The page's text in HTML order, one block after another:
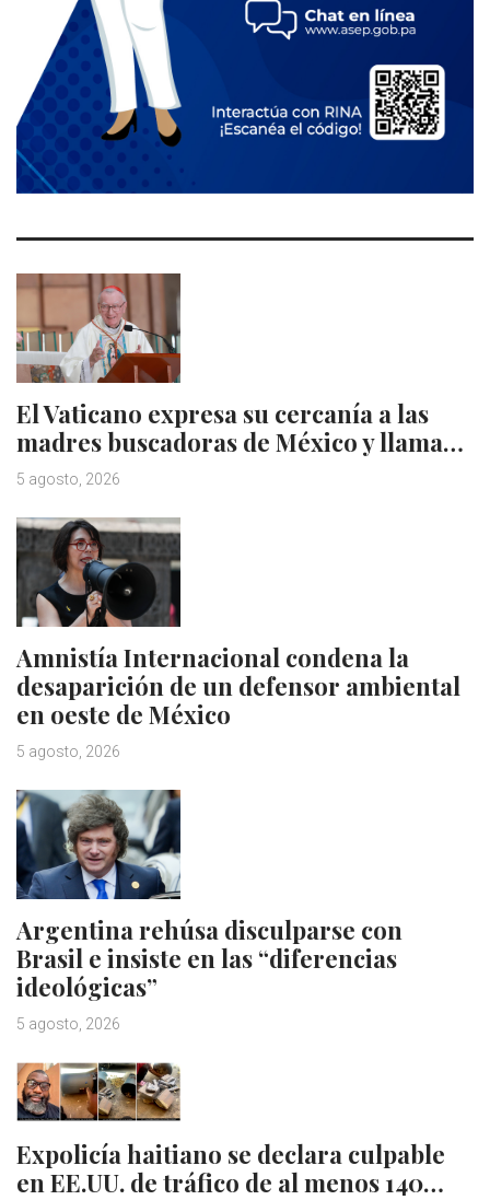
El Vaticano expresa su cercanía a las
madres buscadoras de México y llama…
5 agosto, 2026
Amnistía Internacional condena la
desaparición de un defensor ambiental
en oeste de México
5 agosto, 2026
Argentina rehúsa disculparse con
Brasil e insiste en las “diferencias
ideológicas”
5 agosto, 2026
Expolicía haitiano se declara culpable
en EE.UU. de tráfico de al menos 140…